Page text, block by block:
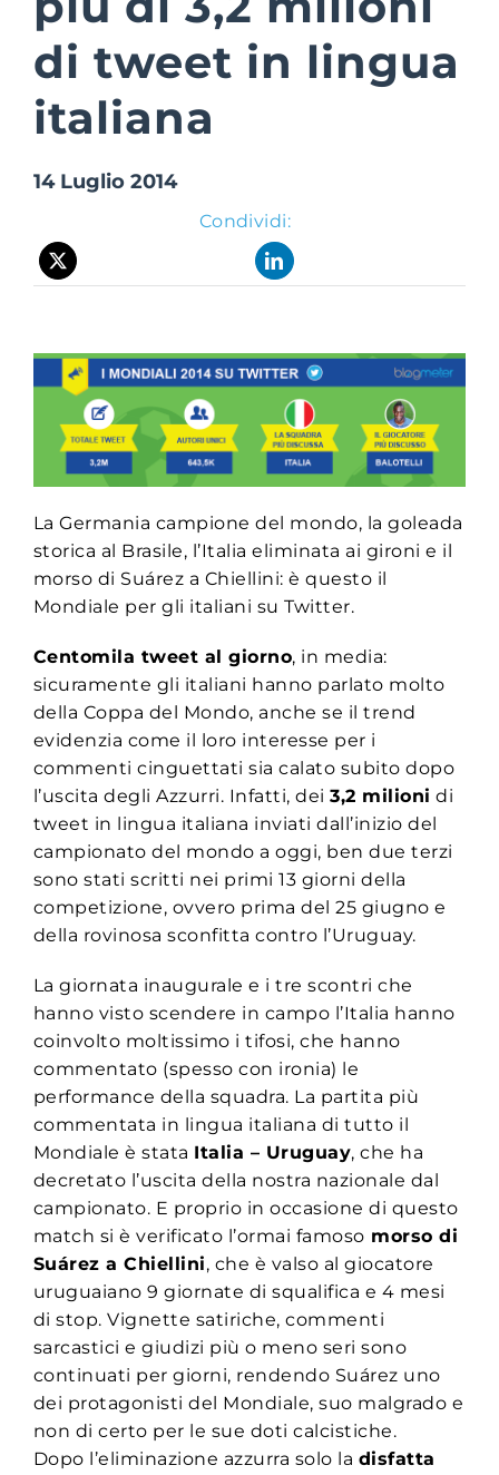
Suite Login
di tweet in lingua
italiana
14 Luglio 2014
Condividi:
La Germania campione del mondo, la goleada
storica al Brasile, l’Italia eliminata ai gironi e il
morso di Suárez a Chiellini: è questo il
Mondiale per gli italiani su Twitter.
Centomila tweet al giorno, in media:
sicuramente gli italiani hanno parlato molto
della Coppa del Mondo, anche se il trend
evidenzia come il loro interesse per i
commenti cinguettati sia calato subito dopo
l’uscita degli Azzurri. Infatti, dei3,2 milioni di
tweet in lingua italiana inviati dall’inizio del
campionato del mondo a oggi, ben due terzi
sono stati scritti nei primi 13 giorni della
competizione, ovvero prima del 25 giugno e
della rovinosa sconfitta contro l’Uruguay.
La giornata inaugurale e i tre scontri che
hanno visto scendere in campo l’Italia hanno
coinvolto moltissimo i tifosi, che hanno
commentato (spesso con ironia) le
performance della squadra. La partita più
commentata in lingua italiana di tutto il
Mondiale è stata Italia – Uruguay, che ha
decretato l’uscita della nostra nazionale dal
campionato. E proprio in occasione di questo
match si è verificato l’ormai famoso morso di
Suárez a Chiellini, che è valso al giocatore
uruguaiano 9 giornate di squalifica e 4 mesi
di stop. Vignette satiriche, commenti
sarcastici e giudizi più o meno seri sono
continuati per giorni, rendendo Suárez uno
dei protagonisti del Mondiale, suo malgrado e
non di certo per le sue doti calcistiche.
Dopo l’eliminazione azzurra solo la disfatta